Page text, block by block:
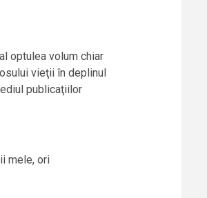
optulea volum chiar
vieţii în deplinul
publicaţiilor
mele, ori